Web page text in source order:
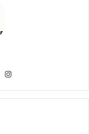
Instagram